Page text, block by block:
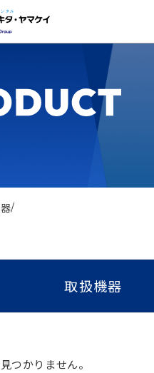
取扱機器
つかりません。